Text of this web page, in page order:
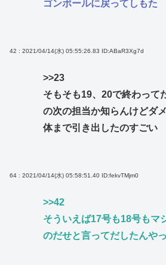
ゴンボールに戻ってしもた
42 : 2021/04/14(水) 05:55:26.83 ID:ABaR3Xg7d
>>23
そもそも19、20で終わって
の次の担当か知らんけどダ
体まで引き出したのすごい
64 : 2021/04/14(水) 05:58:51.40 ID:fekvTMjm0
>>42
そういえば17号も18号もマ
のだせと言ってだしたんや